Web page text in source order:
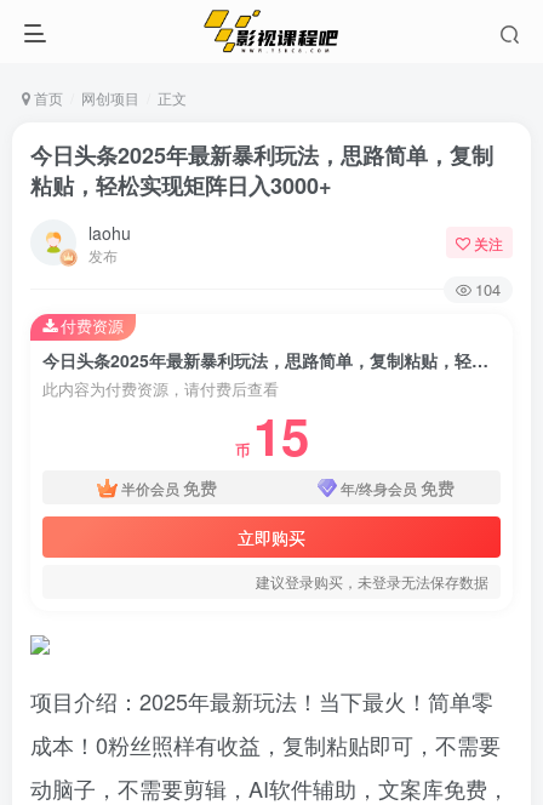
首页 网创项目 正文
今日头条2025年最新暴利玩法，思路简单，复制
粘贴，轻松实现矩阵日入3000+
laohu
发布
关注
104
今日头条2025年最新暴利玩法，思路简单，复制粘贴，轻松实现矩阵日入3000+
此内容为付费资源，请付费后查看
币 15
半价会员 免费 年/终身会员 免费
立即购买
建议登录购买，未登录无法保存数据
付费资源
项目介绍：2025年最新玩法！当下最火！简单零
成本！0粉丝照样有收益，复制粘贴即可，不需要
动脑子，不需要剪辑，AI软件辅助，文案库免费，